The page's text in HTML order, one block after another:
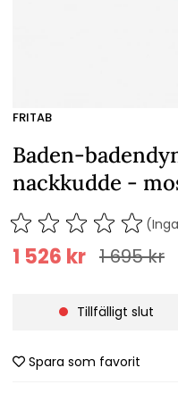
FRITAB
Baden-
nackkudde -
1 695kr
1 526 kr
Tillfälligt slut
Spara som favorit